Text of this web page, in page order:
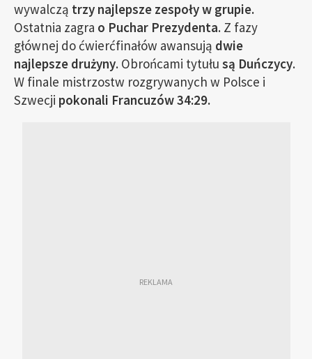
wywalczą trzy najlepsze zespoły w grupie.
Ostatnia zagra o Puchar Prezydenta. Z fazy
głównej do ćwierćfinałów awansują dwie
najlepsze drużyny. Obrońcami tytułu są Duńczycy.
W finale mistrzostw rozgrywanych w Polsce i
Szwecji pokonali Francuzów 34:29.